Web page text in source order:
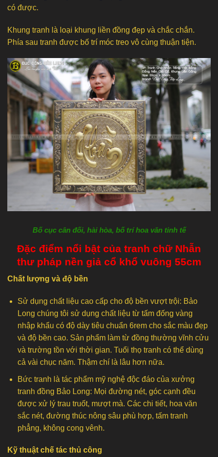
có được.
Khung tranh là loại khung liền đồng đẹp và chắc chắn.
Phía sau tranh được bố trí móc treo vô cùng thuận tiện.
Bố cục cân đối, hài hòa, bố trí hoa văn tinh tế
Đặc điểm nổi bật của tranh chữ Nhẫn
thư pháp nền giả cổ khổ vuông 55cm
Chất lượng và độ bền
Sử dụng chất liệu cao cấp cho độ bền vượt trội: Bảo
Long chúng tôi sử dụng chất liệu từ tấm đống vàng
nhập khẩu có độ dày tiêu chuẩn 6rem cho sắc màu đẹp
và độ bền cao. Sản phẩm làm từ đồng thường vĩnh cửu
và trường tồn với thời gian. Tuổi thọ tranh có thể dùng
cả vài chục năm. Thậm chí là lâu hơn nữa.
Bức tranh là tác phẩm mỹ nghệ độc đáo của xưởng
tranh đồng Bảo Long: Mọi đường nét, góc cạnh đều
được xử lý trau truốt, mượt mà. Các chi tiết, hoa văn
sắc nét, đường thúc nông sâu phù hợp, tấm tranh
phẳng, không cong vênh.
Kỹ thuật chế tác thủ công